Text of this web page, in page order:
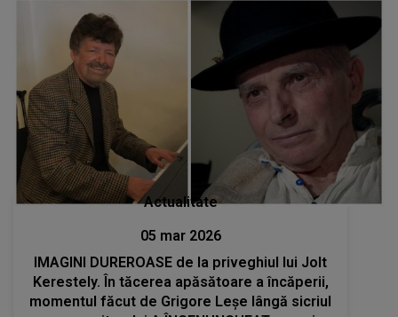
Actualitate
05 mar 2026
IMAGINI DUREROASE de la priveghiul lui Jolt
Kerestely. În tăcerea apăsătoare a încăperii,
momentul făcut de Grigore Leșe lângă sicriul